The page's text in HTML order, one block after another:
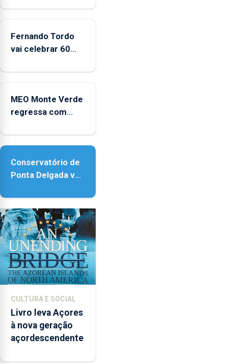
da
entre
2022
2025
Fernando Tordo
vai celebrar 60
no Coliseu
MEO Monte Verde
regressa com
acessibilidade
Conservatório de
Ponta Delgada vai
instrumentos
CULTURA E SOCIAL
Livro leva Açores
à nova geração
açordescendente